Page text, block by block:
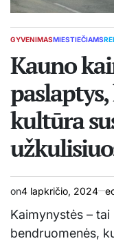
POSTED
GYVENIMASMIESTIEČIAMS
Kauno
kultūra
on4 lapkričio, 2024
Kaimynystės –
bendruomenės,